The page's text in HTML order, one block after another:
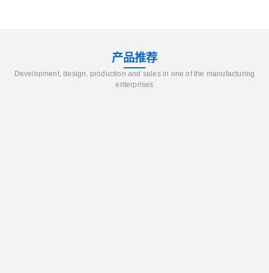
产品推荐
Development, design, production and sales in one of the manufacturing
enterprises